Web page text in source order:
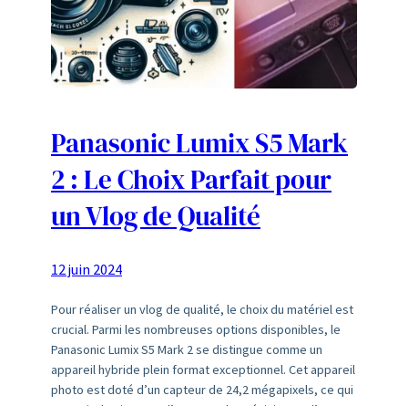
Panasonic Lumix S5 Mark
2 : Le Choix Parfait pour
un Vlog de Qualité
12 juin 2024
Pour réaliser un vlog de qualité, le choix du matériel est
crucial. Parmi les nombreuses options disponibles, le
Panasonic Lumix S5 Mark 2 se distingue comme un
appareil hybride plein format exceptionnel. Cet appareil
photo est doté d’un capteur de 24,2 mégapixels, ce qui